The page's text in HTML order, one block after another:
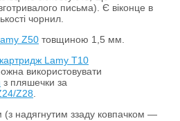
письма). Є віконце в
чорнил.
Z50 товщиною 1,5 мм.
картридж Lamy Т10
використовувати
з пляшечки за
Z28.
(з надягнутим ззаду ковпачком —